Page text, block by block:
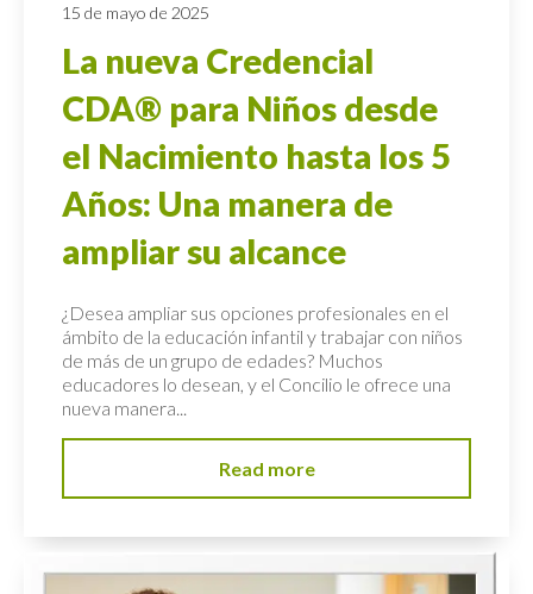
15 de mayo de 2025
La nueva Credencial
CDA® para Niños desde
el Nacimiento hasta los 5
Años: Una manera de
ampliar su alcance
¿Desea ampliar sus opciones profesionales en el
ámbito de la educación infantil y trabajar con niños
de más de un grupo de edades? Muchos
educadores lo desean, y el Concilio le ofrece una
nueva manera...
Read more